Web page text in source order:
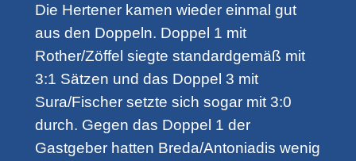
Die Hertener kamen wieder einmal gut
aus den Doppeln. Doppel 1 mit
Rother/Zöffel siegte standardgemäß mit
3:1 Sätzen und das Doppel 3 mit
Sura/Fischer setzte sich sogar mit 3:0
durch. Gegen das Doppel 1 der
Gastgeber hatten Breda/Antoniadis wenig